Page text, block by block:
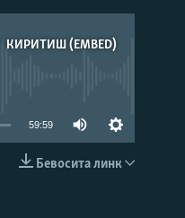
КИРИТИШ (EMBED)
59:59
Бевосита линк